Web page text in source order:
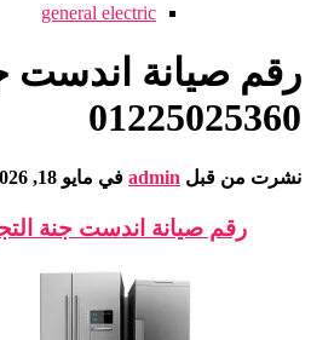
general electric
رقم صيانة اندست
01225025360
نشرت من قبل admin في مايو 18, 2026
رقم صيانة اندست جنة التجمع